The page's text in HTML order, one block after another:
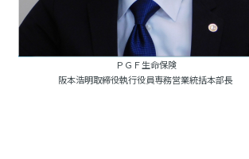
ＰＧＦ生命保険
阪本浩明取締役執行役員専務営業統括本部長